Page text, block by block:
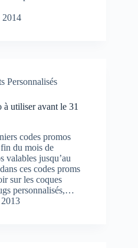
2014
Personnalisés
utiliser avant le 31
codes promos
du mois de
valables jusqu’au
ces codes proms
sur les coques
personnalisés,…